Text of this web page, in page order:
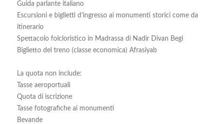
Guida parlante italiano
Escursioni e biglietti d’ingresso ai monumenti storici come da
itinerario
Spettacolo folcloristico in Madrassa di Nadir Divan Begi
Biglietto del treno (classe economica) Afrasiyab
La quota non include:
Tasse aeroportuali
Quota di iscrizione
Tasse fotografiche ai monumenti
Bevande